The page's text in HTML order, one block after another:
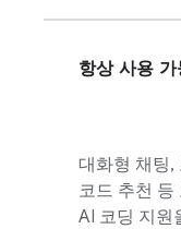
항상 사용
대화형 채팅,
코드 추천 등
AI 코딩 지원